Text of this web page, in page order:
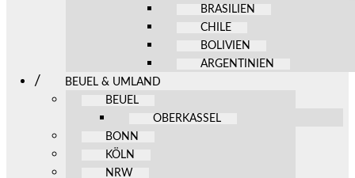
BRASILIEN
CHILE
BOLIVIEN
ARGENTINIEN
BEUEL & UMLAND
BEUEL
OBERKASSEL
BONN
KÖLN
NRW